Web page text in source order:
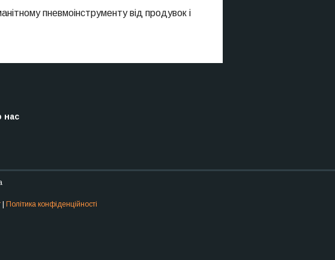
пневмоінструменту від продувок і
нас
Політика конфіденційності